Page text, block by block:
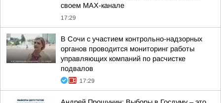
своем MAX-канале
17:29
В Сочи с участием контрольно-надзорных
органов проводится мониторинг работы
управляющих компаний по расчистке
подвалов
17:29